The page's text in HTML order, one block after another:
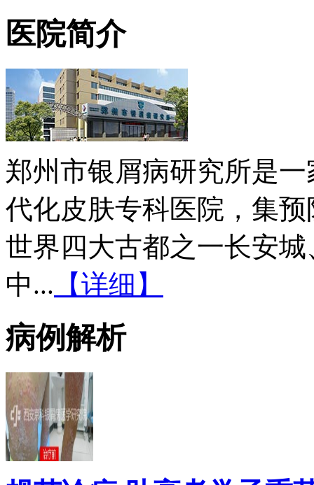
医院简介
郑州市银屑病研究所是
代化皮肤专科医院，集
世界四大古都之一长安
中... 【详细】
病例解析